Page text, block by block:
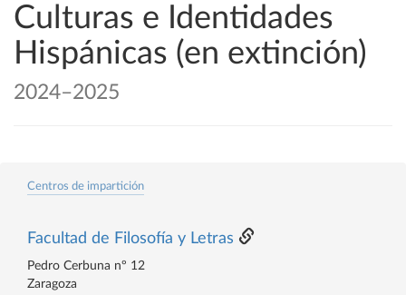
Culturas e Identidades
Hispánicas (en extinción)
2024–2025
Centros de impartición
Facultad de Filosofía y Letras
Pedro Cerbuna nº 12
Zaragoza